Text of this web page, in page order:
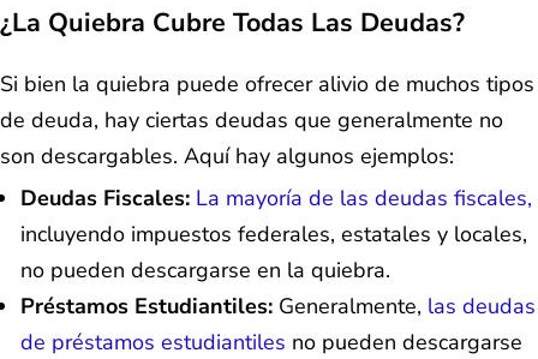
¿La Quiebra Cubre Todas Las Deudas?
Si bien la quiebra puede ofrecer alivio de muchos tipos
de deuda, hay ciertas deudas que generalmente no
son descargables. Aquí hay algunos ejemplos:
Deudas Fiscales: La mayoría de las deudas fiscales,
incluyendo impuestos federales, estatales y locales,
no pueden descargarse en la quiebra.
Préstamos Estudiantiles: Generalmente, las deudas
de préstamos estudiantiles no pueden descargarse